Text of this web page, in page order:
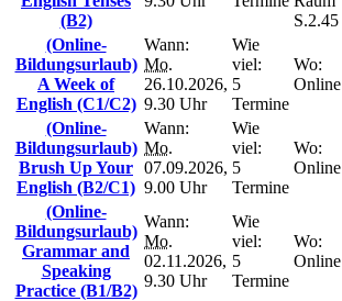
(B2)
S.2.45
(Online-
Bildungsurlaub)
A Week of
English (C1/C2)
Wann:
Mo.
26.10.2026,
9.30 Uhr
Wie
viel:
5
Termine
Wo:
Online
(Online-
Bildungsurlaub)
Brush Up Your
English (B2/C1)
Wann:
Mo.
07.09.2026,
9.00 Uhr
Wie
viel:
5
Termine
Wo:
Online
(Online-
Bildungsurlaub)
Grammar and
Speaking
Practice (B1/B2)
Wann:
Mo.
02.11.2026,
9.30 Uhr
Wie
viel:
5
Termine
Wo:
Online